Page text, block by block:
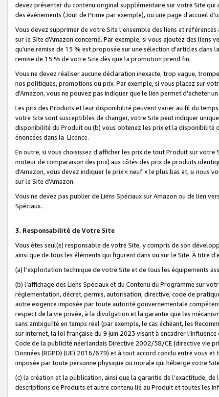
devez présenter du contenu original supplémentaire sur votre Site qui
des événements (Jour de Prime par exemple), ou une page d'accueil
Vous devez supprimer de votre Site l’ensemble des liens et
sur le Site d'Amazon concerné. Par exemple, si vous ajoutez des
qu'une remise de 15 % est proposée sur une sélection d'articles
remise de 15 % de votre Site dès que la promotion prend fin.
Vous ne devez réaliser aucune déclaration inexacte, trop vague,
nos politiques, promotions ou prix. Par exemple, si vous placez sur
d'Amazon, vous ne pouvez pas indiquer que le lien permet d'acheter
Les prix des Produits et leur disponibilité peuvent varier au fil du
votre Site sont susceptibles de changer, votre Site peut indiquer
disponibilité du Produit ou (b) vous obtenez les prix et la disponibilité
énoncées dans la Licence.
En outre, si vous choisissez d'afficher les prix de tout Produit sur
moteur de comparaison des prix) aux côtés des prix de produits
d'Amazon, vous devez indiquer le prix « neuf » le plus bas et, si nous
sur le Site d'Amazon.
Vous ne devez pas publier de Liens Spéciaux sur Amazon ou de lien
Spéciaux.
3. Responsabilité de Votre Site
Vous êtes seul(e) responsable de votre Site, y compris de son
ainsi que de tous les éléments qui figurent dans ou sur le Site. À titre
(a) l’exploitation technique de votre Site et de tous les équipements
(b) l’affichage des Liens Spéciaux et du Contenu du Programme sur
réglementation, décret, permis, autorisation, directive, code de
autre exigence imposée par toute autorité gouvernementale
respect de la vie privée, à la divulgation et la garantie que les
sans ambiguïté en temps réel (par exemple, le cas échéant, les
sur internet, la loi française du 9 juin 2023 visant à encadrer
Code de la publicité néerlandais Directive 2002/58/CE (directive vie
Données (RGPD) (UE) 2016/679) et à tout accord conclu entre vous
imposée par toute personne physique ou morale qui héberge votre
(c) la création et la publication, ainsi que la garantie de l’exactitude,
descriptions de Produits et autre contenu lié au Produit et toutes les